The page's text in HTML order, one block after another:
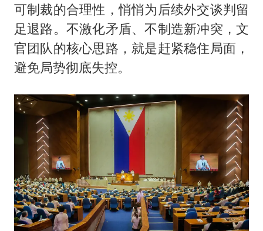
可制裁的合理性，悄悄为后续外交谈判留
足退路。不激化矛盾、不制造新冲突，文
官团队的核心思路，就是赶紧稳住局面，
避免局势彻底失控。